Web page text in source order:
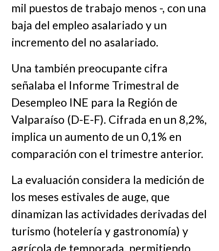
mil puestos de trabajo menos -, con una
baja del empleo asalariado y un
incremento del no asalariado.
Una también preocupante cifra
señalaba el Informe Trimestral de
Desempleo INE para la Región de
Valparaíso (D-E-F). Cifrada en un 8,2%,
implica un aumento de un 0,1% en
comparación con el trimestre anterior.
La evaluación considera la medición de
los meses estivales de auge, que
dinamizan las actividades derivadas del
turismo (hotelería y gastronomía) y
agrícola de temporada, permitiendo